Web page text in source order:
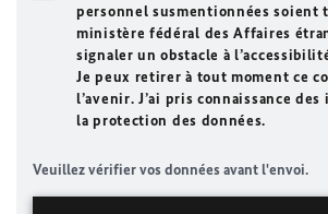
personnel susmentionnées soient
ministère fédéral des Affaires
signaler un obstacle à
Je peux retirer à tout moment ce
l’avenir. J’ai pris connaissance
la protection des données.
Veuillez vérifier vos données avant l'envoi.